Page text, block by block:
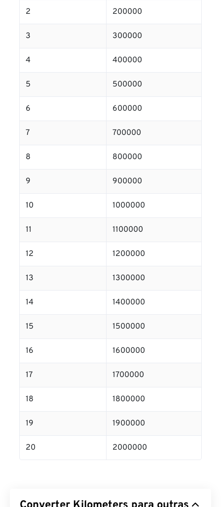
2 200000
3 300000
4 400000
5 500000
6 600000
7 700000
8 800000
9 900000
10 1000000
11 1100000
12 1200000
13 1300000
14 1400000
15 1500000
16 1600000
17 1700000
18 1800000
19 1900000
20 2000000